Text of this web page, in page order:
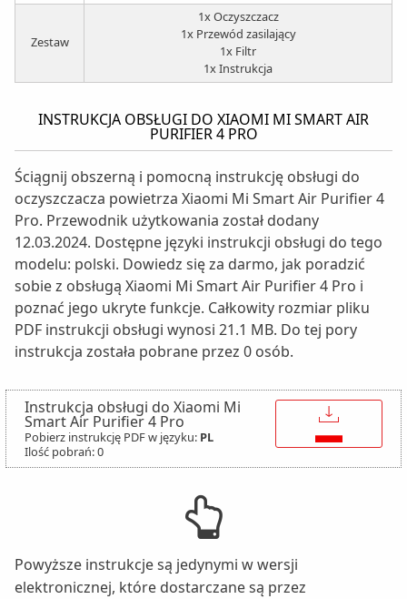
Zestaw
1x Oczyszczacz
1x Przewód zasilający
1x Filtr
1x Instrukcja
INSTRUKCJA OBSŁUGI DO XIAOMI MI SMART AIR
PURIFIER 4 PRO
Ściągnij obszerną i pomocną instrukcję obsługi do
oczyszczacza powietrza Xiaomi Mi Smart Air Purifier 4
Pro. Przewodnik użytkowania został dodany
12.03.2024. Dostępne języki instrukcji obsługi do tego
modelu: polski. Dowiedz się za darmo, jak poradzić
sobie z obsługą Xiaomi Mi Smart Air Purifier 4 Pro i
poznać jego ukryte funkcje. Całkowity rozmiar pliku
PDF instrukcji obsługi wynosi 21.1 MB. Do tej pory
instrukcja została pobrane przez 0 osób.
Instrukcja obsługi do Xiaomi Mi
Smart Air Purifier 4 Pro
Pobierz instrukcję PDF w języku: PL
Ilość pobrań: 0
↓
Powyższe instrukcje są jedynymi w wersji
elektronicznej, które dostarczane są przez